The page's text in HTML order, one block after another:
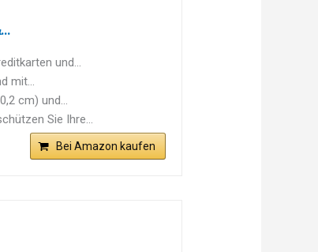
und...
mit...
cm) und...
Sie Ihre...
Bei Amazon kaufen